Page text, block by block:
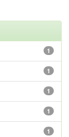
1
1
1
1
1